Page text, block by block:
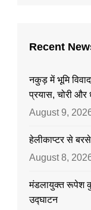
Recent
नकुड़ में भूमि
प्रयास, चोरी
August 9,
हेलीकाप्टर से
August 8,
मंडलायुक्त रूपेश
उद्घाटन